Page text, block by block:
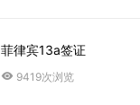
菲律宾13a签证
9419次浏览